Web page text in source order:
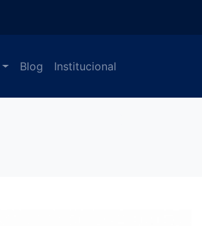
Blog Institucional